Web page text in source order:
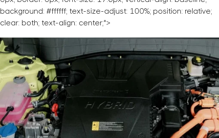
background: #ffffff; text-size-adjust: 100%; position: relative;
clear: both; text-align: center;">